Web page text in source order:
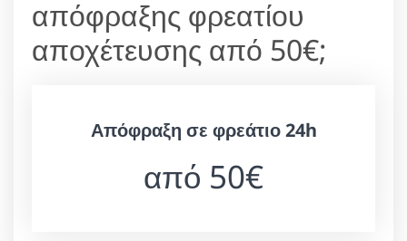
απόφραξης φρεατίου
αποχέτευσης από 50€;
Απόφραξη σε φρεάτιο 24h
από 50€